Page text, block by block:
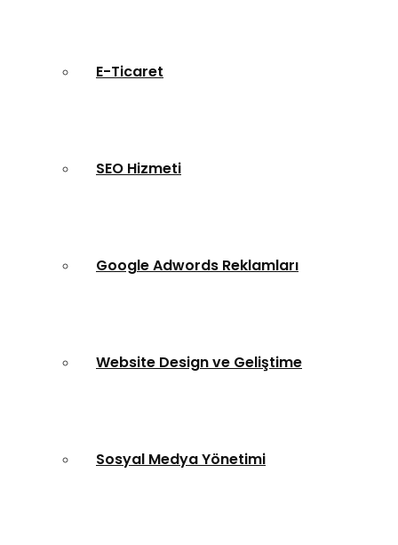
E-Ticaret
SEO Hizmeti
Google Adwords Reklamları
Website Design ve Geliştime
Sosyal Medya Yönetimi